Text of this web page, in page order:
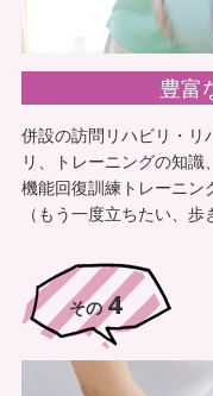
豊富
併設の訪問リハビリ・リ
リ、トレーニングの知識
機能回復訓練トレーニン
（もう一度立ちたい、歩
その4
また、施設に出入
る姿勢は施設とし
すみ
あるため、施設様の
ありません。